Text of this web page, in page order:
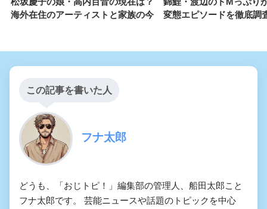
海外在住のアーティストと家族の今
変態エピソードを徹底調
この記事を書いた人
フナ太郎
どうも、「おじトピ！」編集部の管理人、船田太郎こと
フナ太郎です。 芸能ニュースや話題のトピックを中心